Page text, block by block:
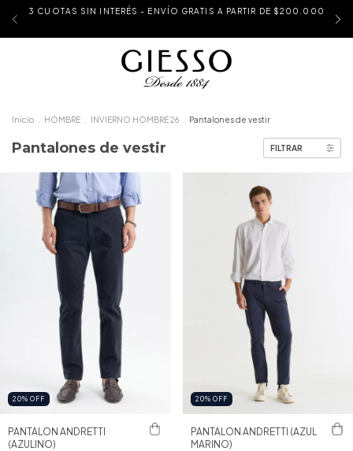
3 CUOTAS SIN INTERÉS - ENVÍO GRATIS A PARTIR DE $200.000
Inicio HOMBRE INVIERNO HOMBRE 26 Pantalones de vestir
Pantalones de vestir FILTRAR
20% OFF
PANTALON ANDRETTI
(AZULINO)
20% OFF
PANTALON ANDRETTI (AZUL
MARINO)